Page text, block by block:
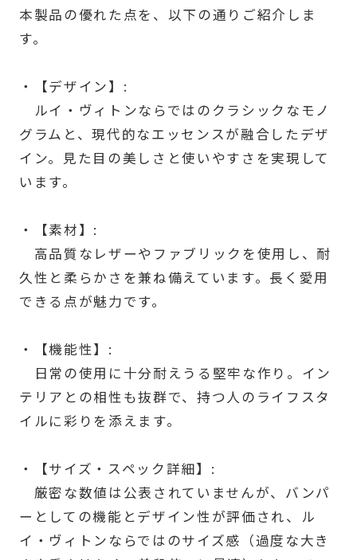
本製品の優れた点を、以下の通りご紹介しま
す。
・【デザイン】:
ルイ・ヴィトンならではのクラシックなモノ
グラムと、現代的なエッセンスが融合したデザ
イン。見た目の美しさと使いやすさを実現して
います。
・【素材】:
高品質なレザーやファブリックを使用し、耐
久性と柔らかさを兼ね備えています。長く愛用
できる点が魅力です。
・【機能性】:
日常の使用に十分耐えうる堅牢な作り。イン
テリアとの相性も抜群で、持つ人のライフスタ
イルに彩りを添えます。
・【サイズ・スペック詳細】:
厳密な数値は公表されていませんが、バンパ
ーとしての機能とデザイン性が評価され、ル
イ・ヴィトンならではのサイズ感（過度な大き